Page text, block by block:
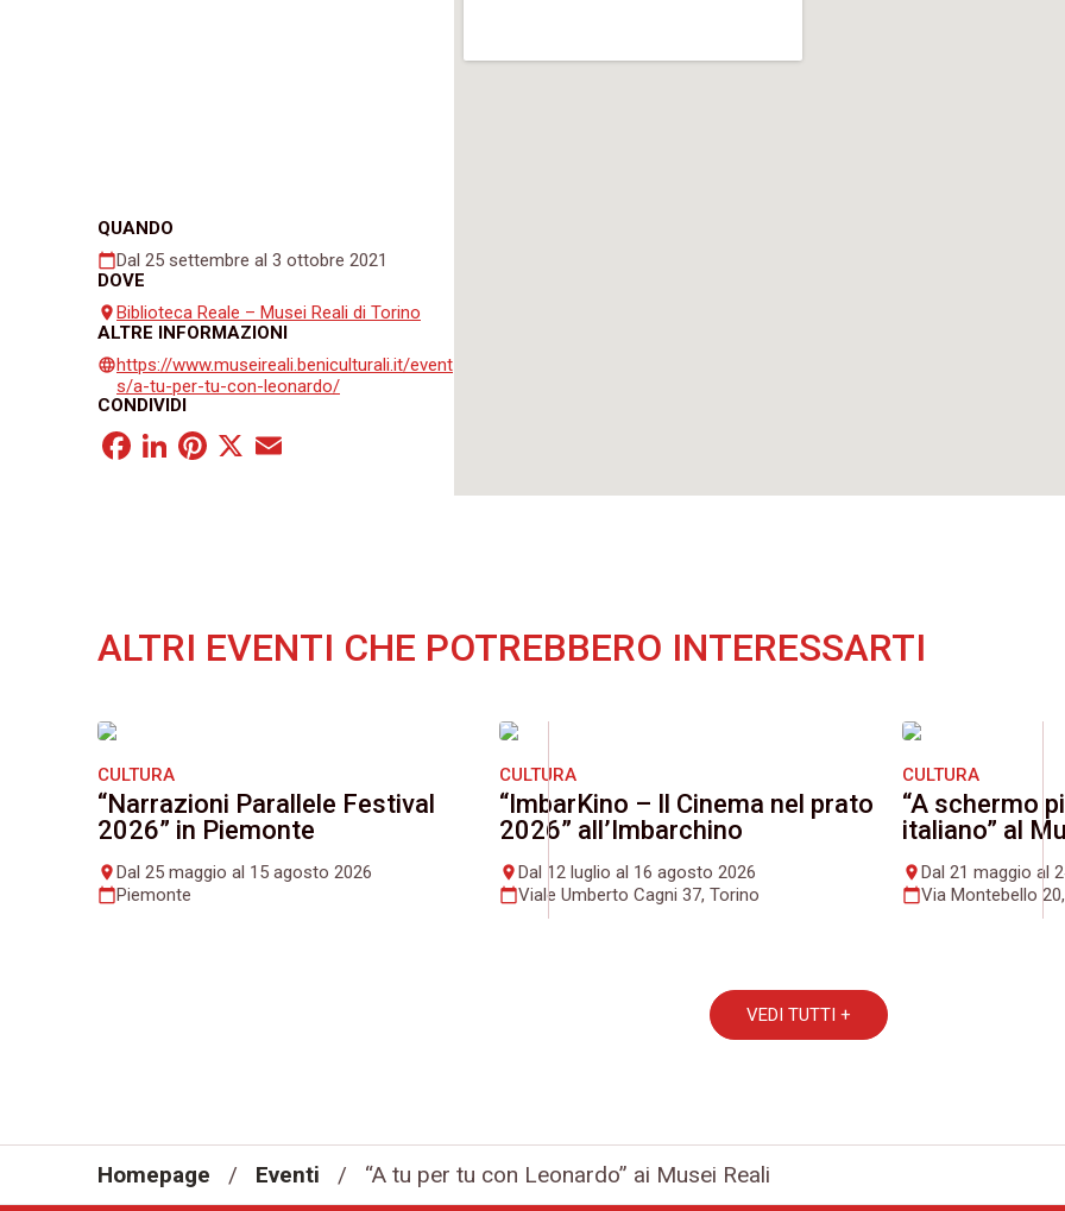
QUANDO
calendar_todayDal 25 settembre al 3 ottobre 2021
DOVE
placeBiblioteca Reale – Musei Reali di Torino
ALTRE INFORMAZIONI
languagehttps://www.museireali.beniculturali.it/event
s/a-tu-per-tu-con-leonardo/
CONDIVIDI
Facebook
LinkedIn
Pinterest
X
ALTRI EVENTI CHE POTREBBERO INTERESSARTI
CULTURA
“Narrazioni Parallele Festival
2026” in Piemonte
placeDal 25 maggio al 15 agosto 2026
calendar_todayPiemonte
CULTURA
“ImbarKino – Il Cinema nel prato
2026” all’Imbarchino
placeDal 12 luglio al 16 agosto 2026
calendar_todayViale Umberto Cagni 37, Torino
CULTURA
“A schermo
italiano” al
placeDal 21 maggio al
calendar_todayVia Montebello
VEDI TUTTI +
Homepage / Eventi / “A tu per tu con Leonardo” ai Musei Reali